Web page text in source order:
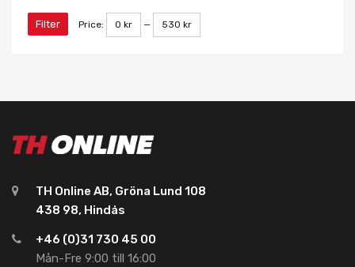
Filter Price: 0 kr — 530 kr
TH Online AB, Gröna Lund 108
438 98, Hindås
+46 (0)31 730 45 00
Mån-Fre 9:00 till 16:00